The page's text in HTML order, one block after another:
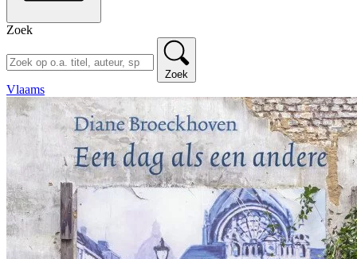
Zoek
Zoek
Vlaams